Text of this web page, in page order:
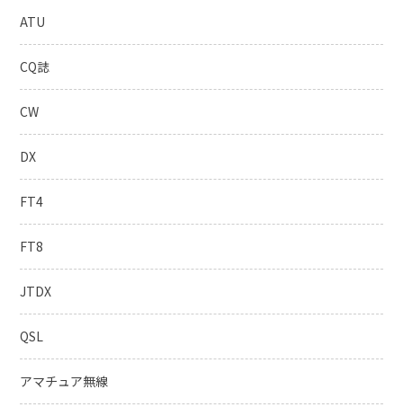
ATU
CQ誌
CW
DX
FT4
FT8
JTDX
QSL
アマチュア無線